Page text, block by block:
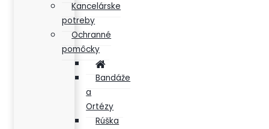
Kancelárske
potreby
Ochranné
pomôcky
Bandáže
a
Ortézy
Rúška